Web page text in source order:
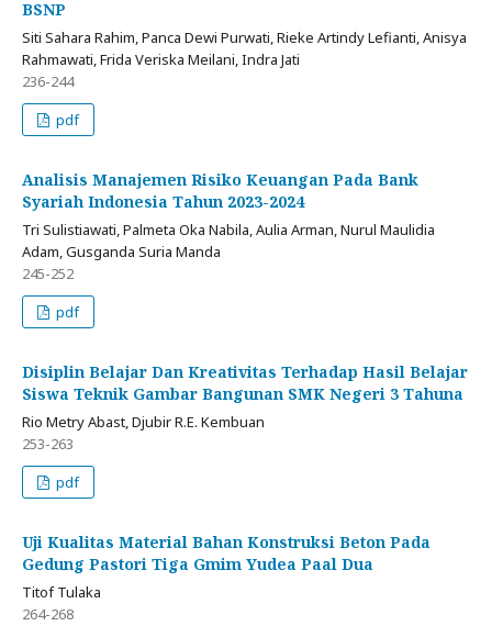
BSNP
Siti Sahara Rahim, Panca Dewi Purwati, Rieke Artindy Lefianti, Anisya
Rahmawati, Frida Veriska Meilani, Indra Jati
236-244
pdf
Analisis Manajemen Risiko Keuangan Pada Bank
Syariah Indonesia Tahun 2023-2024
Tri Sulistiawati, Palmeta Oka Nabila, Aulia Arman, Nurul Maulidia
Adam, ⁠Gusganda Suria Manda
245-252
pdf
Disiplin Belajar Dan Kreativitas Terhadap Hasil Belajar
Siswa Teknik Gambar Bangunan SMK Negeri 3 Tahuna
Rio Metry Abast, Djubir R.E. Kembuan
253-263
pdf
Uji Kualitas Material Bahan Konstruksi Beton Pada
Gedung Pastori Tiga Gmim Yudea Paal Dua
Titof Tulaka
264-268